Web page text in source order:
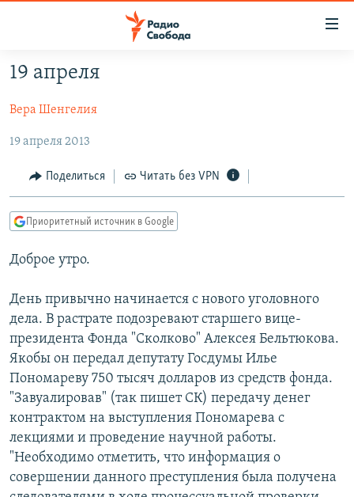
упрощенного
Вернуться
содержанию
Вернутся
главной
навигации
поиску
ПРОГРАММЫ
ПОДКАСТЫ
АВТОРСКИЕ ПРОЕКТЫ
ЦИТАТЫ СВОБОДЫ
МНЕНИЯ
КУЛЬТУРА
IDEL.РЕАЛИИ
СЕВЕР.РЕАЛИИ
СИБИРЬ.РЕАЛИИ
РАСПИСАНИЕ ВЕЩАНИЯ
ПОДПИШИТЕСЬ НА РАССЫЛКУ
СОЦИАЛЬНЫЕ СЕТИ
19 апреля
Вера Шенгелия
19 апреля 2013
Поделиться Читать без VPN
Приоритетный источник в Google
Доброе утро.
День привычно начинается с нового уголовного
дела. В растрате подозревают старшего вице-
президента Фонда "Сколково" Алексея Бельтюкова.
Якобы он передал депутату Госдумы Илье
Пономареву 750 тысяч долларов из средств фонда.
"Завуалировав" (так пишет СК) передачу денег
контрактом на выступления Пономарева с
лекциями и проведение научной работы.
"Необходимо отметить, что информация о
совершении данного преступления была получена